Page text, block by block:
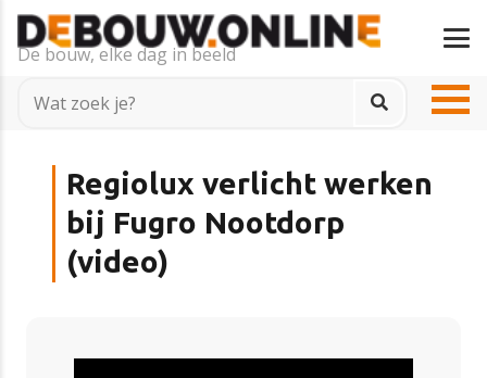
De bouw, elke dag in beeld
Regiolux verlicht werken
bij Fugro Nootdorp
(video)